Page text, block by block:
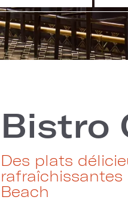
Bistro
Des plats
rafraîchissantes
Beach